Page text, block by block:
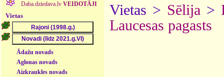
Daba.dziedava.lv VEIDOTĀJI
Vietas
Ādažu novads
Aglonas novads
Aizkraukles novads
Vietas > Sēlija >
Laucesas pagasts